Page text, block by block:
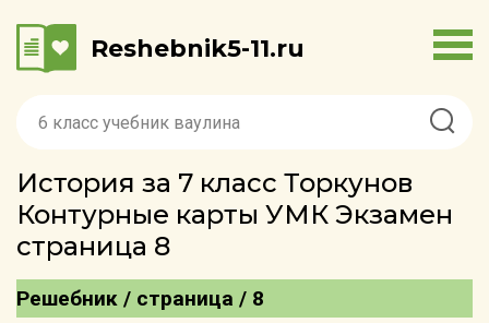
Reshebnik5-11.ru
История за 7 класс Торкунов
Контурные карты УМК Экзамен
страница 8
Решебник / страница / 8